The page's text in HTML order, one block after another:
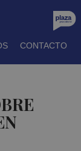
CONTACTO